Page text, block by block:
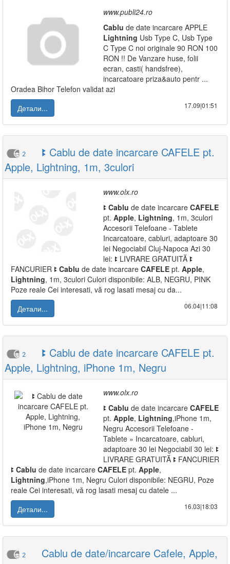
www.publi24.ro
Cablu de date incarcare APPLE
Lightning Usb Type C, Usb Type
C Type C noi originale 90 RON 100
RON !! De Vanzare huse, folii
ecran, casti( handsfree),
incarcatoare priza&auto pentr ...
Oradea Bihor Telefon validat azi
Детали...
17.09|01:51
2
ꔪ Cablu de date incarcare CAFELE pt.
Apple, Lightning, 1m, 3culori
www.olx.ro
ꔪ Cablu de date incarcare CAFELE
pt. Apple, Lightning, 1m, 3culori
Accesorii Telefoane - Tablete
Incarcatoare, cabluri, adaptoare 30
lei Negociabil Cluj-Napoca Azi 30
lei: ꔪ LIVRARE GRATUITĂ ꔪ
FANCURIER ꔪ Cablu de date incarcare CAFELE pt. Apple,
Lightning, 1m, 3culori Culori disponibile: ALB, NEGRU, PINK
Poze reale Cei interesati, vă rog lasati mesaj cu da...
Детали...
06.04|11:08
2
ꔪ Cablu de date incarcare CAFELE pt.
Apple, Lightning, iPhone 1m, Negru
www.olx.ro
ꔪ Cablu de date incarcare CAFELE
pt. Apple, Lightning,iPhone 1m,
Negru Accesorii Telefoane -
Tablete » Incarcatoare, cabluri,
adaptoare 30 lei Negociabil 30 lei: ꔪ
LIVRARE GRATUITĂ ꔪ FANCURIER
ꔪ Cablu de date incarcare CAFELE pt. Apple,
Lightning,iPhone 1m, Negru Culori disponibile: NEGRU, Poze
reale Cei interesati, vă rog lasati mesaj cu datele ...
Детали...
16.03|18:03
2
Cablu de date/incarcare Cafele, Apple,